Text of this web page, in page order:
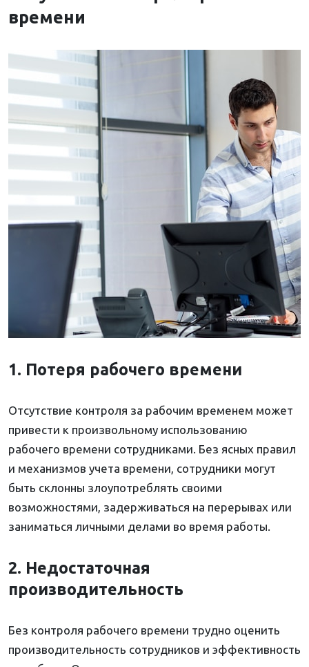
времени
1. Потеря рабочего времени
Отсутствие контроля за рабочим временем может
привести к произвольному использованию
рабочего времени сотрудниками. Без ясных правил
и механизмов учета времени, сотрудники могут
быть склонны злоупотреблять своими
возможностями, задерживаться на перерывах или
заниматься личными делами во время работы.
2. Недостаточная
производительность
Без контроля рабочего времени трудно оценить
производительность сотрудников и эффективность